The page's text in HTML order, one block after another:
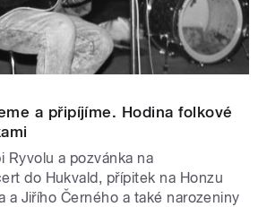
a připíjíme. Hodina folkové
Ryvolu a pozvánka na
do Hukvald, přípitek na Honzu
a Jiřího Černého a také narozeniny